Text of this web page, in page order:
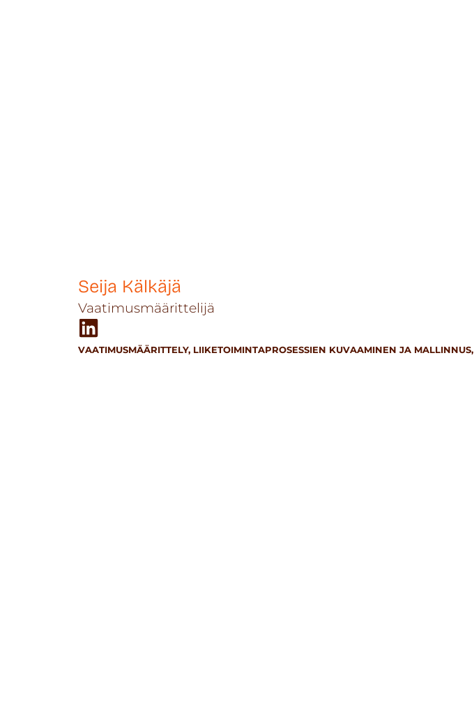
Seija Kälkäjä
Vaatimusmäärittelijä
VAATIMUSMÄÄRITTELY, LIIKETOIMINTAPROSESSIEN KUVAAMINEN JA MALLINNUS,